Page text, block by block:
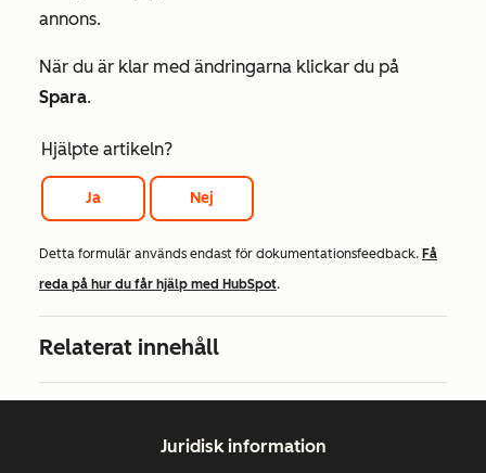
annons.
När du är klar med ändringarna klickar du på
Spara.
Hjälpte artikeln?
Ja Nej
Detta formulär används endast för dokumentationsfeedback. Få
reda på hur du får hjälp med HubSpot.
Relaterat innehåll
Juridisk information